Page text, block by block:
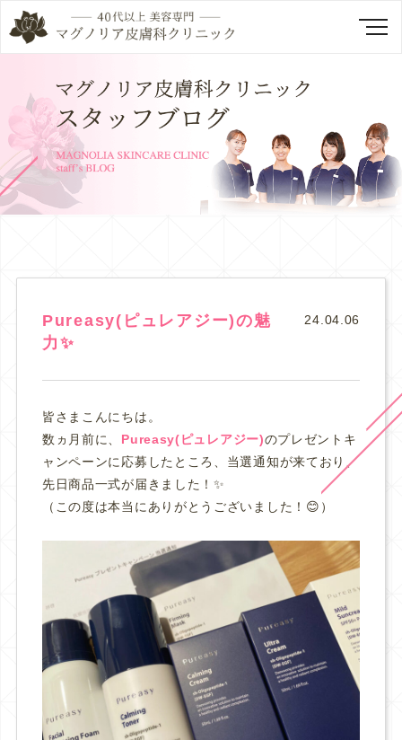
Pureasy(ピュレアジー)の魅
力✨
24.04.06
皆さまこんにちは。
数ヵ月前に、 Pureasy(ピュレアジー)のプレゼントキ
ャンペーンに応募したところ、当選通知が来ており、
先日商品一式が届きました！✨
（この度は本当にありがとうございました！😊）